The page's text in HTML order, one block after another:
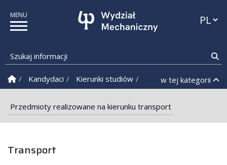
Szukaj informacji
Strona Główna
Kandydaci Kierunki studiów Kierunki studiów I
w tej kategorii
Przedmioty realizowane na kierunku transport
Transport